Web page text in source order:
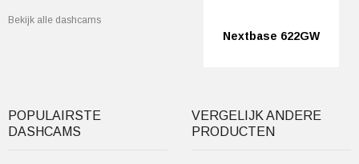
Bekijk alle dashcams
Nextbase 622GW
POPULAIRSTE
DASHCAMS
VERGELIJK ANDERE
PRODUCTEN